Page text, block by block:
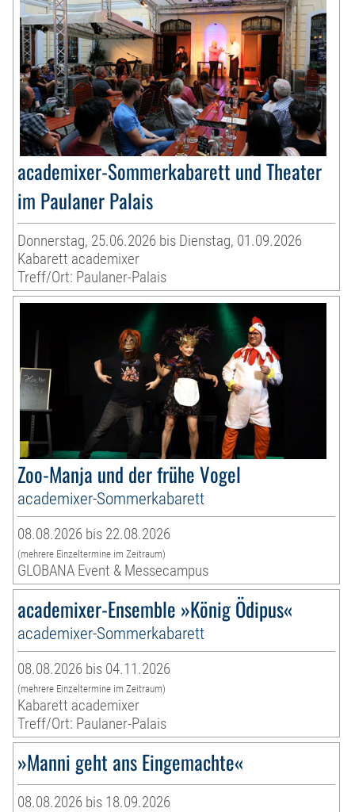
academixer-Sommerkabarett und Theater
im Paulaner Palais
Donnerstag, 25.06.2026 bis Dienstag, 01.09.2026
Kabarett academixer
Treff/Ort: Paulaner-Palais
Zoo-Manja und der frühe Vogel
academixer-Sommerkabarett
08.08.2026 bis 22.08.2026
(mehrere Einzeltermine im Zeitraum)
GLOBANA Event & Messecampus
academixer-Ensemble »König Ödipus«
academixer-Sommerkabarett
08.08.2026 bis 04.11.2026
(mehrere Einzeltermine im Zeitraum)
Kabarett academixer
Treff/Ort: Paulaner-Palais
»Manni geht ans Eingemachte«
08.08.2026 bis 18.09.2026